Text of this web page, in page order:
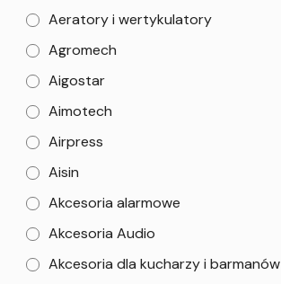
Aeratory i wertykulatory
Agromech
Aigostar
Aimotech
Airpress
Aisin
Akcesoria alarmowe
Akcesoria Audio
Akcesoria dla kucharzy i barmanów